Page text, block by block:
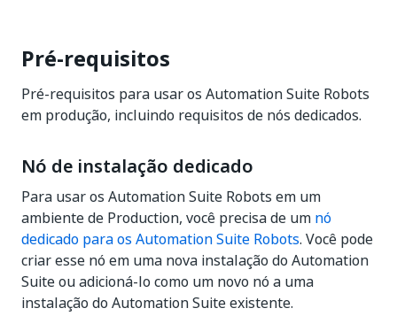
Pré-requisitos
Pré-requisitos para usar os Automation Suite Robots
em produção, incluindo requisitos de nós dedicados.
Nó de instalação dedicado
Para usar os Automation Suite Robots em um
ambiente de Production, você precisa de um nó
dedicado para os Automation Suite Robots. Você pode
criar esse nó em uma nova instalação do Automation
Suite ou adicioná-lo como um novo nó a uma
instalação do Automation Suite existente.